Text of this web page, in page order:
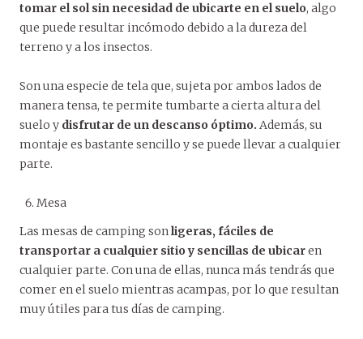
tomar el sol sin necesidad de ubicarte en el suelo, algo
que puede resultar incómodo debido a la dureza del
terreno y a los insectos.
Son una especie de tela que, sujeta por ambos lados de
manera tensa, te permite tumbarte a cierta altura del
suelo y disfrutar de un descanso óptimo. Además, su
montaje es bastante sencillo y se puede llevar a cualquier
parte.
Mesa
Las mesas de camping sonligeras, fáciles de
transportar a cualquier sitio y sencillas de ubicaren
cualquier parte. Con una de ellas, nunca más tendrás que
comer en el suelo mientras acampas, por lo que resultan
muy útiles para tus días de camping.